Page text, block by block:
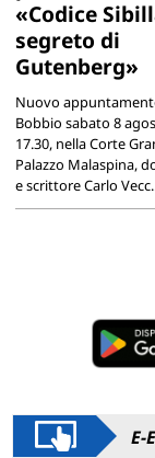
«Codice
segreto di
Gutenberg»
Nuovo
Bobbio sabato 8
17.30, nella Corte
Palazzo Malaspina,
e scrittore Carlo
E-